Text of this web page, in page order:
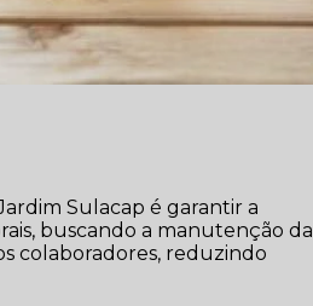
Sulacap é garantir a
buscando a manutenção da
colaboradores, reduzindo